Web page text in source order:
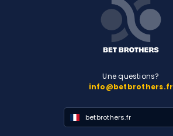
Une questions?
info@betbrothers.fr
betbrothers.fr